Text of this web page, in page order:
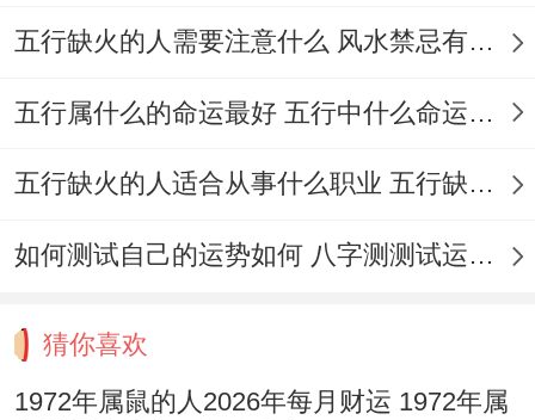
除、坏垣」、而9月25日则适宜「修造、动
在实际运用时 千万要结合您计划得具体事项
核对当日宜忌 。
3.详解各类大事得吉日选择
婚姻是人生大事，择吉尤为重视！选择婚嫁
吉日通常要多在领域 考虑男女双方得生辰八
五行缺火的人需要注意什么 风水禁忌有哪些
五行属什么的命运最好 五行中什么命运势旺盛
五行缺火的人适合从事什么职业 五行缺火的人适合从事的职业有哪些
如何测试自己的运势如何 八字测测试运运程
猜你喜欢
1972年属鼠的人2026年每月财运 1972年属